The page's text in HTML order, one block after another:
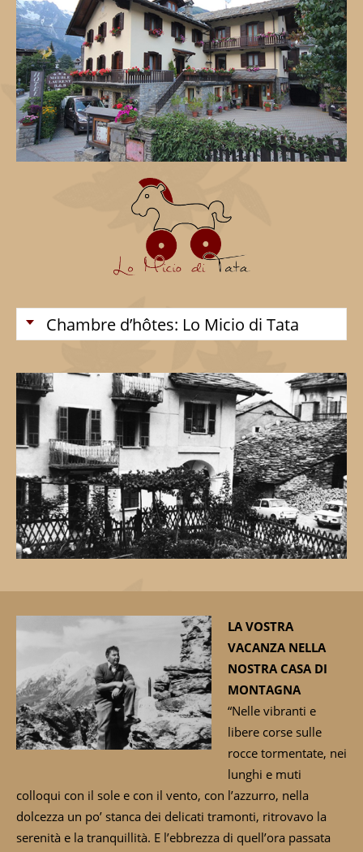
Chambre d’hôtes: Lo Micio di Tata
LA VOSTRA
VACANZA NELLA
NOSTRA CASA DI
MONTAGNA
“Nelle vibranti e
libere corse sulle
rocce tormentate, nei
lunghi e muti
colloqui con il sole e con il vento, con l’azzurro, nella
dolcezza un po’ stanca dei delicati tramonti, ritrovavo la
serenità e la tranquillità. E l’ebbrezza di quell’ora passata